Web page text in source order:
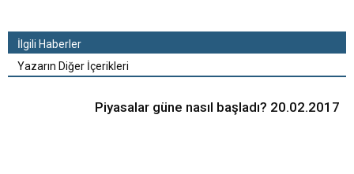
İlgili Haberler
Yazarın Diğer İçerikleri
Piyasalar güne nasıl başladı? 20.02.2017